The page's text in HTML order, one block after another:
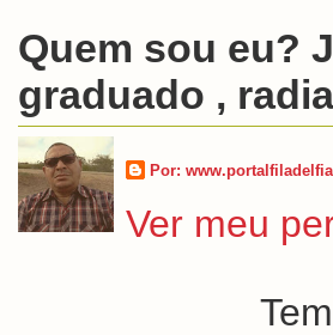
Quem sou eu?
graduado ,
Por:
Ver meu